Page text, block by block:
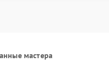
мастера